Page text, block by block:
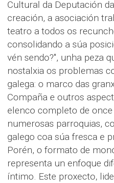
Cultural da Deputación
creación, a asociación
teatro a todos os
consolidando a súa
vén sendo?", unha peza
nostalxia os problemas
galega: o marco das
Compaña e outros
elenco completo de
numerosas parroquias,
galego coa súa fresca e
Porén, o formato de
representa un enfoque
íntimo. Este proxecto,